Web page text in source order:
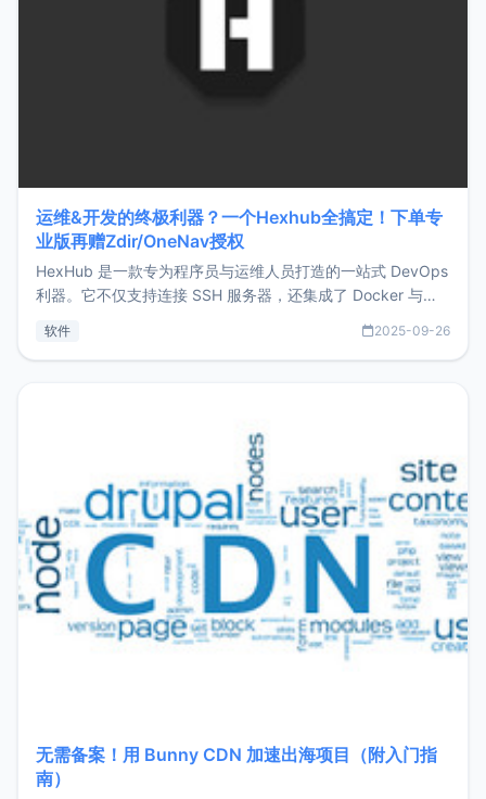
运维&开发的终极利器？一个Hexhub全搞定！下单专
业版再赠Zdir/OneNav授权
HexHub 是一款专为程序员与运维人员打造的一站式 DevOps
利器。它不仅支持连接 SSH 服务器，还集成了 Docker 与常
件间频繁切换，仅凭 HexHub 即可同时搞定运维与数据库操
软件 2025-09-26
无需备案！用 Bunny CDN 加速出海项目（附入门指
南）